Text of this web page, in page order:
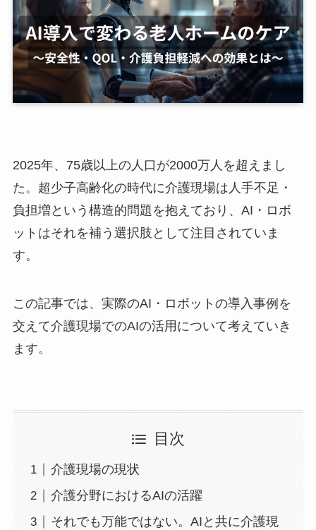
2025年、75歳以上の人口が2000万人を超えまし
た。超少子高齢化の時代に介護現場は人手不足・
負担増という構造的問題を抱えており、AI・ロボ
ットはそれを補う選択肢として注目されていま
す。
この記事では、実際のAI・ロボットの導入事例を
交えて介護現場でのAIの活用について考えていき
ます。
目次
介護現場の現状
介護分野におけるAIの活躍
それでも万能ではない。AIと共に介護現